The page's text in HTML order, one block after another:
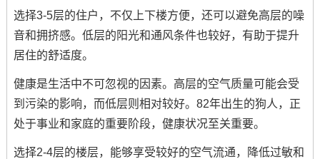
选择3-5层的住户，不仅上下楼方便，还可以避免高层的噪
音和拥挤感。低层的阳光和通风条件也较好，有助于提升
居住的舒适度。
健康是生活中不可忽视的因素。高层的空气质量可能会受
到污染的影响，而低层则相对较好。82年出生的狗人，正
处于事业和家庭的重要阶段，健康状况至关重要。
选择2-4层的楼层，能够享受较好的空气流通，降低过敏和